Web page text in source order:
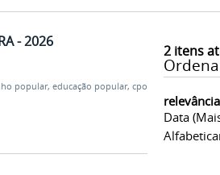
2itens
relevância
Data
- 2026
popular, educação popular, cpop